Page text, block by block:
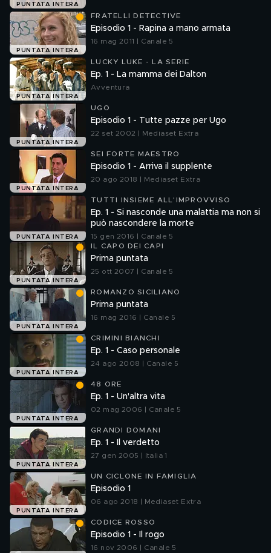
PUNTATA INTERA
PUNTATA INTERA
FRATELLI DETECTIVE
Episodio 1 - Rapina a mano armata
16 mag 2011 | Canale 5
PUNTATA INTERA
LUCKY LUKE - LA SERIE
Ep. 1 - La mamma dei Dalton
Avventura
PUNTATA INTERA
UGO
Episodio 1 - Tutte pazze per Ugo
22 set 2002 | Mediaset Extra
PUNTATA INTERA
SEI FORTE MAESTRO
Episodio 1 - Arriva il supplente
20 ago 2018 | Mediaset Extra
PUNTATA INTERA
TUTTI INSIEME ALL'IMPROVVISO
Ep. 1 - Si nasconde una malattia ma non si
può nascondere la morte
15 gen 2016 | Canale 5
PUNTATA INTERA
IL CAPO DEI CAPI
Prima puntata
25 ott 2007 | Canale 5
PUNTATA INTERA
ROMANZO SICILIANO
Prima puntata
16 mag 2016 | Canale 5
PUNTATA INTERA
CRIMINI BIANCHI
Ep. 1 - Caso personale
24 ago 2008 | Canale 5
PUNTATA INTERA
48 ORE
Ep. 1 - Un'altra vita
02 mag 2006 | Canale 5
PUNTATA INTERA
GRANDI DOMANI
Ep. 1 - Il verdetto
27 gen 2005 | Italia 1
PUNTATA INTERA
UN CICLONE IN FAMIGLIA
Episodio 1
06 ago 2018 | Mediaset Extra
CODICE ROSSO
Episodio 1 - Il rogo
16 nov 2006 | Canale 5